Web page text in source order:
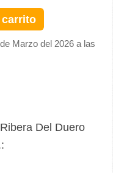
carrito
Marzo del 2026 a las
Del Duero